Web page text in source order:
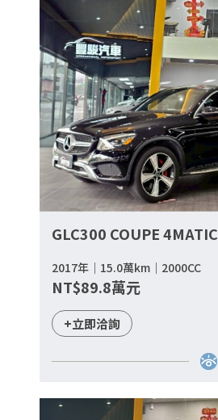
GLC300 COUPE 4MATIC
2017年｜15.0萬km｜2000CC
NT$89.8萬元
+立即洽詢